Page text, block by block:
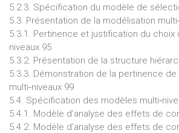
5.2.3. Spécification du modèle de
5.3. Présentation de la modélisation
5.3.1. Pertinence et justification du choix
niveaux 95
5.3.2. Présentation de la structure
5.3.3. Démonstration de la pertinence
multi‐niveaux 99
5.4. Spécification des modèles
5.4.1. Modèle d’analyse des effets de
5.4.2. Modèle d’analyse des effets de